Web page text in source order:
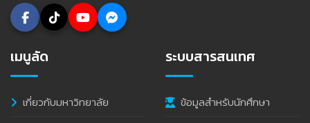
เมนูลัด
เกี่ยวกับมหาวิทยาลัย
ระบบสารสนเทศ
ข้อมูลสำหรับนักศึกษา